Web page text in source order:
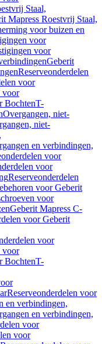
Staal,
Mapress Roestvrij Staal,
voor buizen en
voor
voor
Geberit
Reserveonderdelen
voor
voor
BochtenT-
Overgangen, niet-
niet-
en verbindingen,
voor
voor
Reserveonderdelen
voor Geberit
voor
Geberit Mapress C-
voor Geberit
voor
voor
BochtenT-
Reserveonderdelen voor
en verbindingen,
en verbindingen,
voor
voor